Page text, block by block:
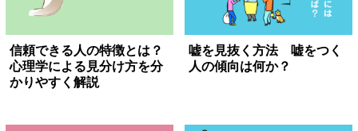
信頼できる人の特徴とは？
心理学による見分け方を分
かりやすく解説
嘘を見抜く方法 嘘をつく
人の傾向は何か？